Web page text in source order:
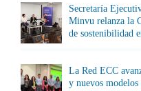
Secretaría
Minvu relanza la
de sostenibilidad
La Red ECC
y nuevos